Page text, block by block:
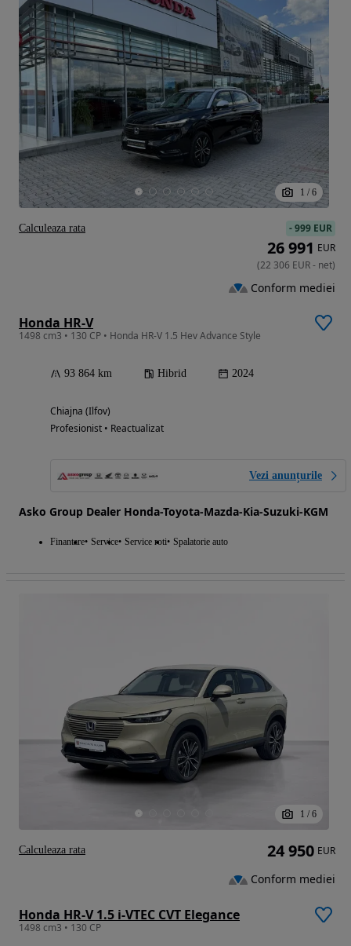
1 / 6
Honda HR-V
1498 cm3 • 130 CP • Honda HR-V 1.5 Hev Advance Style
93 864 km Hibrid 2024
Chiajna (Ilfov)
Profesionist • Reactualizat
Vezi anunțurile
Asko Group Dealer Honda-Toyota-Mazda-Kia-Suzuki-KGM
Finantare Service Service roti Spalatorie auto
-999 EUR
26 991 EUR
(22 306 EUR- net)
Conform mediei
Calculeaza rata
1 / 6
Honda HR-V 1.5 i-VTEC CVT Elegance
1498 cm3 • 130 CP
24 950 EUR
Conform mediei
Calculeaza rata